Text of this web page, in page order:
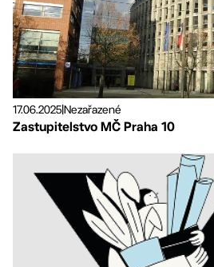
17.06.2025Nezařazené
Zastupitelstvo MČ Praha 10